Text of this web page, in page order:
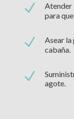
N
Atender
para
N
Asear la
cabaña.
N
agote.